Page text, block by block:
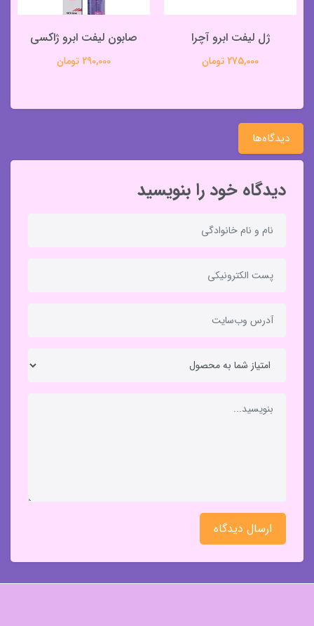
ژل لیفت ابرو آچرا
275,000 تومان
صابون لیفت ابرو ژاکسی
290,000 تومان
دیدگاه‌ها
دیدگاه خود را بنویسید
ارسال دیدگاه